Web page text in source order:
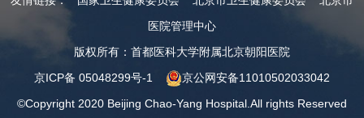
医院管理中心
版权所有：首都医科大学附属北京朝阳医院
京ICP备 05048299号-1
京公网安备11010502033042
©Copyright 2020 Beijing Chao-Yang Hospital.All rights Reserved